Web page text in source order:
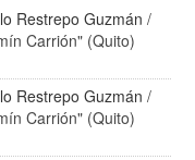
Restrepo Guzmán /
Carrión" (Quito)
Restrepo Guzmán /
Carrión" (Quito)